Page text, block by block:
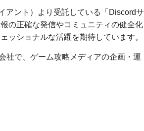
アント）より受託している「Discordサ
の正確な発信やコミュニティの健全化
ッショナルな活躍を期待しています。
社で、ゲーム攻略メディアの企画・運